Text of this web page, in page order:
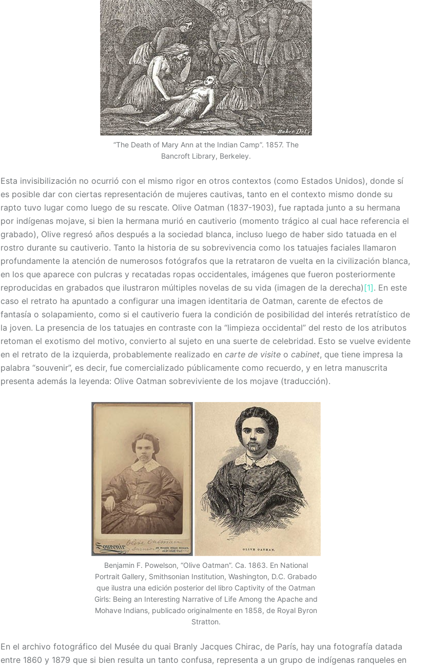
“The Death of Mary Ann at the Indian Camp”. 1857. The
Bancroft Library, Berkeley.
Esta invisibilización no ocurrió con el mismo rigor en otros contextos (como Estados Unidos), donde sí
es posible dar con ciertas representación de mujeres cautivas, tanto en el contexto mismo donde su
rapto tuvo lugar como luego de su rescate. Olive Oatman (1837-1903), fue raptada junto a su hermana
por indígenas mojave, si bien la hermana murió en cautiverio (momento trágico al cual hace referencia el
grabado), Olive regresó años después a la sociedad blanca, incluso luego de haber sido tatuada en el
rostro durante su cautiverio. Tanto la historia de su sobrevivencia como los tatuajes faciales llamaron
profundamente la atención de numerosos fotógrafos que la retrataron de vuelta en la civilización blanca,
en los que aparece con pulcras y recatadas ropas occidentales, imágenes que fueron posteriormente
reproducidas en grabados que ilustraron múltiples novelas de su vida (imagen de la derecha)[1]. En este
caso el retrato ha apuntado a configurar una imagen identitaria de Oatman, carente de efectos de
fantasía o solapamiento, como si el cautiverio fuera la condición de posibilidad del interés retratístico de
la joven. La presencia de los tatuajes en contraste con la “limpieza occidental” del resto de los atributos
retoman el exotismo del motivo, convierto al sujeto en una suerte de celebridad. Esto se vuelve evidente
en el retrato de la izquierda, probablemente realizado en carte de visite o cabinet, que tiene impresa la
palabra “souvenir”, es decir, fue comercializado públicamente como recuerdo, y en letra manuscrita
presenta además la leyenda: Olive Oatman sobreviviente de los mojave (traducción).
Benjamin F. Powelson, “Olive Oatman”. Ca. 1863. En National
Portrait Gallery, Smithsonian Institution, Washington, D.C. Grabado
que ilustra una edición posterior del libro Captivity of the Oatman
Girls: Being an Interesting Narrative of Life Among the Apache and
Mohave Indians, publicado originalmente en 1858, de Royal Byron
Stratton.
En el archivo fotográfico del Musée du quai Branly Jacques Chirac, de París, hay una fotografía datada
entre 1860 y 1879 que si bien resulta un tanto confusa, representa a un grupo de indígenas ranqueles en